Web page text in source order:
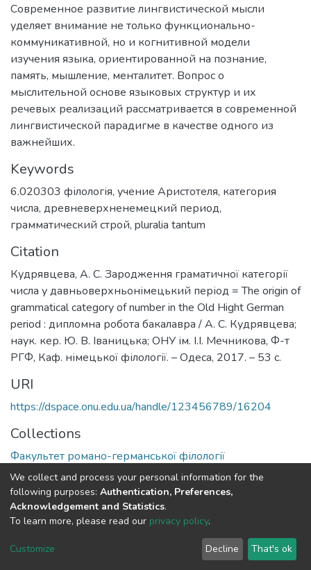
Современное развитие лингвистической мысли
уделяет внимание не только функционально-
коммуникативной, но и когнитивной модели
изучения языка, ориентированной на познание,
память, мышление, менталитет. Вопрос о
мыслительной основе языковых структур и их
речевых реализаций рассматривается в современной
лингвистической парадигме в качестве одного из
важнейших.
Keywords
6.020303 філологія, учение Аристотеля, категория
числа, древневерхненемецкий период,
грамматический строй, pluralia tantum
Citation
Кудрявцева, А. С. Зародження граматичної категорії
числа у давньоверхньонімецький період = The origin of
grammatical category of number in the Old Hight German
period : дипломна робота бакалавра / А. С. Кудрявцева;
наук. кер. Ю. В. Іваницька; ОНУ ім. І.І. Мечникова, Ф-т
РГФ, Каф. німецької філології. – Одеса, 2017. – 53 с.
URI
https://dspace.onu.edu.ua/handle/123456789/16204
Collections
Факультет романо-германської філології
Full item page
DSpace software copyright © 2009-2026
Cookie
End User
Agreement
Send
Feedback
We collect and process your personal information for the
following purposes: Authentication, Preferences,
Acknowledgement and Statistics.
To learn more, please read our privacy policy.
Customize Decline That's ok